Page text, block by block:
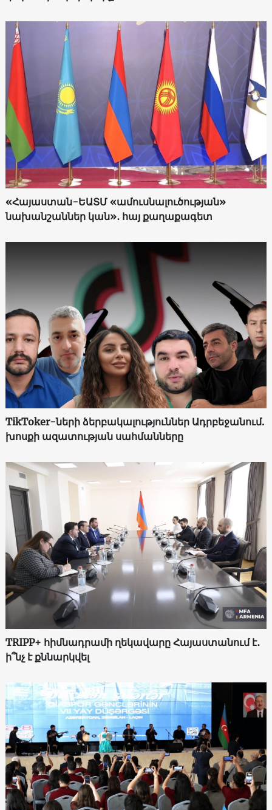
«Հայաստան-ԵԱՏՄ «ամուսնալուծության»
նախանշաններ կան»․ հայ քաղաքագետ
TikToker-ների ձերբակալություններ Ադրբեջանում.
խոսքի ազատության սահմանները
TRIPP+ հիմնադրամի ղեկավարը Հայաստանում է․
ի՞նչ է քննարկվել